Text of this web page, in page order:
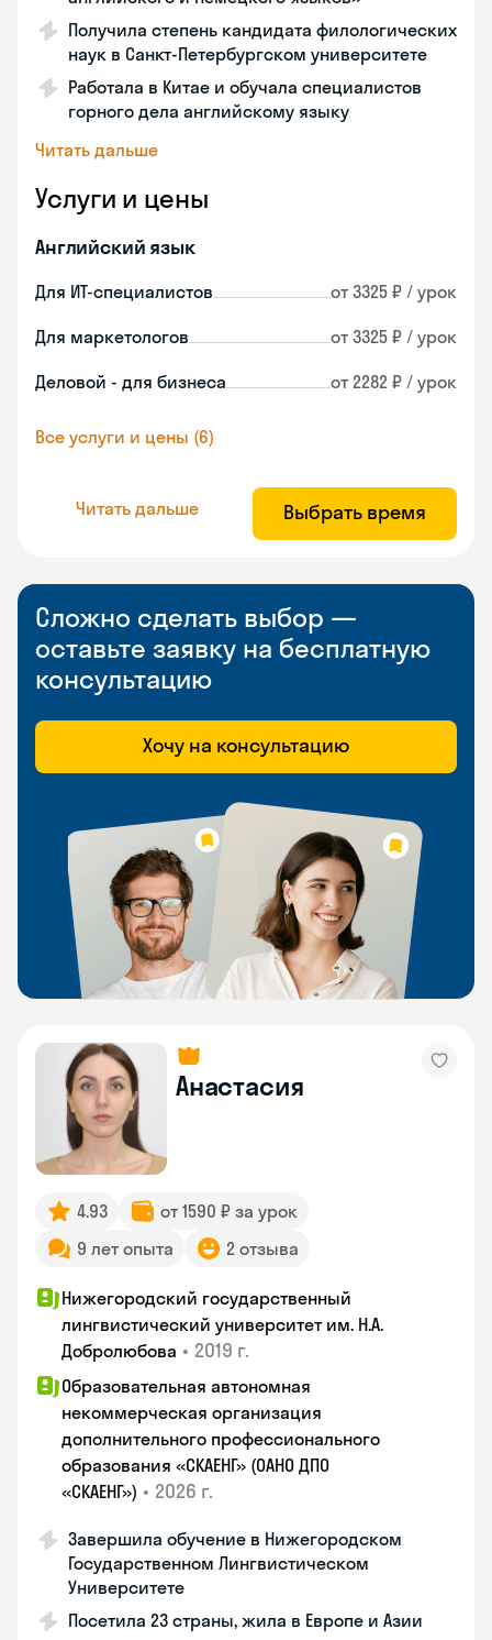
Получила степень кандидата филологических
наук в Санкт-Петербургском университете
Работала в Китае и обучала специалистов
горного дела английскому языку
Читать дальше
Услуги и цены
Английский язык
Для ИТ-специалистов от 3325 ₽ / урок
Для маркетологов от 3325 ₽ / урок
Деловой - для бизнеса от 2282 ₽ / урок
Все услуги и цены (6)
Читать дальше Выбрать время
Сложно сделать выбор —
оставьте заявку на бесплатную
консультацию
Хочу на консультацию
Анастасия
4.93
от 1590 ₽ за урок
9 лет опыта
2 отзыва
Нижегородский государственный
лингвистический университет им. Н.А.
Добролюбова • 2019 г.
Образовательная автономная
некоммерческая организация
дополнительного профессионального
образования «СКАЕНГ» (ОАНО ДПО
«СКАЕНГ») • 2026 г.
Завершила обучение в Нижегородском
Государственном Лингвистическом
Университете
Посетила 23 страны, жила в Европе и Азии